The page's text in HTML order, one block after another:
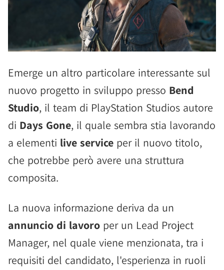
Emerge un altro particolare interessante sul
nuovo progetto in sviluppo presso Bend
Studio, il team di PlayStation Studios autore
di Days Gone, il quale sembra stia lavorando
a elementi live service per il nuovo titolo,
che potrebbe però avere una struttura
composita.
La nuova informazione deriva da un
annuncio di lavoro per un Lead Project
Manager, nel quale viene menzionata, tra i
requisiti del candidato, l'esperienza in ruoli